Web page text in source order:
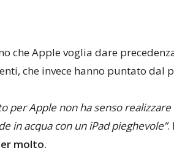
che Apple voglia dare
che invece hanno puntato dal
per Apple non ha senso
in acqua con un iPad pieghevole”.
molto.